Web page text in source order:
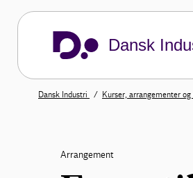
Dansk
Dansk Industri Kurser, arrangementer
Arrangement